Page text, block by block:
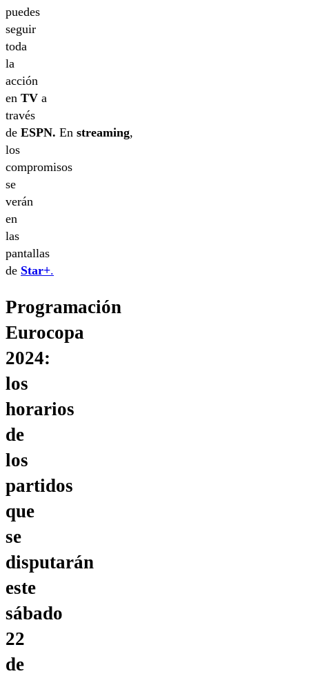
puedes
seguir
toda
la
acción
en TV a
través
de ESPN. En streaming,
los
compromisos
se
verán
en
las
pantallas
de Star+.
Programación
Eurocopa
2024:
los
horarios
de
los
partidos
que
se
disputarán
este
sábado
22
de